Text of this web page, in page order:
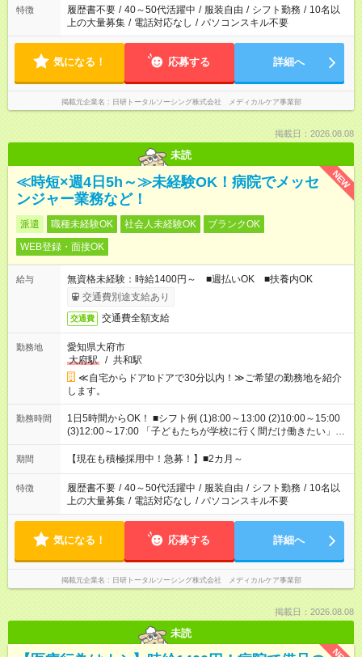
場合は応募できません。
特徴 履歴書不要 / 40～50代活躍中 / 服装自由 / シフト勤務 / 10名以
上の大量募集 / 電話対応なし / パソコンスキル不要
気になる！ 応募する 詳細へ
掲載元企業名 日研トータルソーシング株式会社 メディカルケア事業部
掲載日：2026.08.08
未読
NEW
≪時短×週4日5h～≫未経験OK！病院でメッセ
ンジャー業務など！
派遣 職種未経験OK 社会人未経験OK
ブランクOK
WEB登録・面接OK
給与
無資格未経験：時給1400円～ ■週払いOK ■扶養内OK
交通費別途支給あり
交通費 交通費全額支給
勤務地
愛知県大府市
大府駅
/ 共和駅
≪自宅からドアtoドアで30分以内！≫ご希望の勤務地を紹介
します。
勤務時間
1日5時間からOK！ ■シフト例 (1)8:00～13:00 (2)10:00～15:00
(3)12:00～17:00 「子どもたちが学校に行く間だけ働きたい」
「余裕を持って夕飯の準備がしたい」 「午前中は働いて、午後
はプライベートの時間にしたい」 など、ご希望を教えてくださ
間と、もう1つのお仕事の勤務時間。 合計で週40時間を超える
場合は応募できません。
期間 【現在も積極採用中！急募！】■2カ月～
特徴 履歴書不要 / 40～50代活躍中 / 服装自由 / シフト勤務 / 10名以
上の大量募集 / 電話対応なし / パソコンスキル不要
気になる！ 応募する 詳細へ
掲載元企業名 日研トータルソーシング株式会社 メディカルケア事業部
掲載日：2026.08.08
未読